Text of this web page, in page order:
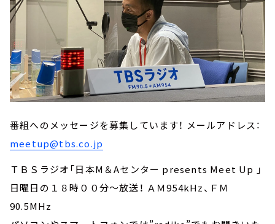
番組へのメッセージを募集しています！ メールアドレス：
meetup@tbs.co.jp
ＴＢＳラジオ「日本M＆Aセンター presents Meet Up 」
日曜日の１８時００分～放送！ ＡＭ954kHz、ＦＭ
90.5MHz